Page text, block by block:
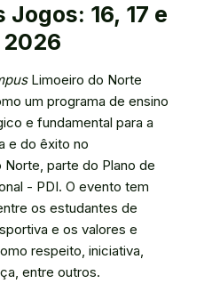
16, 17 e
2026
Limoeiro do Norte
um programa de ensino
e fundamental para a
e do êxito no
parte do Plano de
- PDI. O evento tem
os estudantes de
e os valores e
respeito, iniciativa,
entre outros.